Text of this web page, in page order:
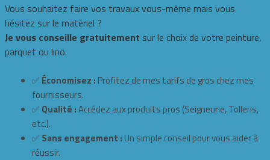
Vous souhaitez faire vos travaux vous-même mais vous
hésitez sur le matériel ?
Je vous conseille gratuitement sur le choix de votre peinture,
parquet ou lino.
✅ Économisez : Profitez de mes tarifs de gros chez mes
fournisseurs.
✅ Qualité :Accédez aux produits pros (Seigneurie, Tollens,
etc.).
✅ Sans engagement : Un simple conseil pour vous aider à
réussir.